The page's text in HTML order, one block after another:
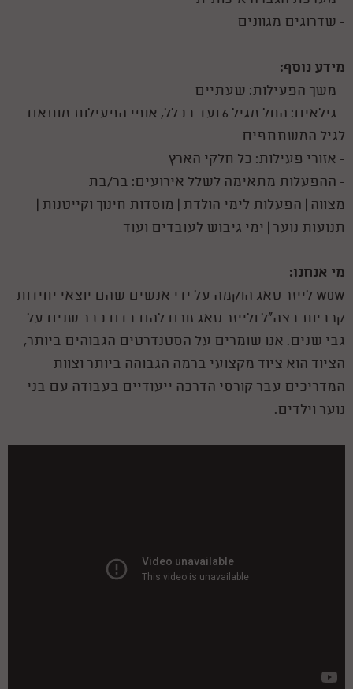
- שדרוגים מגוונים
מידע נוסף:
- משך הפעילות: שעתיים
- גילאים: החל מגיל 6 ועד בכלל, אופי הפעילות מותאם
לגיל המשתתפים
- אזורי פעילות: כל חלקי הארץ
- ההפעלות מתאימה לשלל אירועים: בר/בת
מצווה | הפעלות לימי הולדת | מוסדות חינוך וקייטנות |
תנועות נוער | ימי גיבוש לעובדים ועוד
מי אנחנו:
WOW לייזר טאג הוקמה על ידי אנשים שהם יוצאי יחידות
קרביות בצה"ל ולייזר טאג זורם להם בדם כבר שנים על
גבי שנים. אנו שומרים על הסטנדרטים הגבוהים ביותר,
הציוד הוא ציוד מקצועי ברמה הגבוהה ביותר וצוות
המדריכים עבר קורסי הדרכה ייעודיים בעבודה עם בני
נוער וילדים.